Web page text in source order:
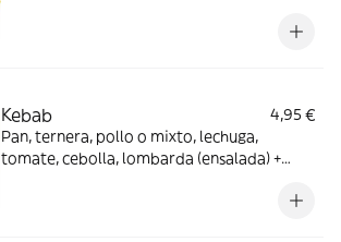
Kebab
4,95 €
Pan, ternera, pollo o mixto, lechuga,
tomate, cebolla, lombarda (ensalada) +